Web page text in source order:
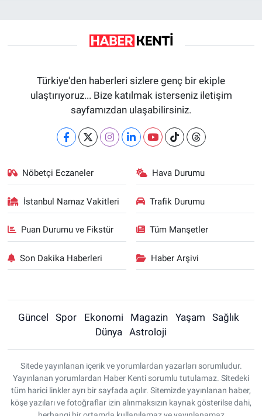
Türkiye'den haberleri sizlere genç bir ekiple
ulaştırıyoruz... Bize katılmak isterseniz iletişim
sayfamızdan ulaşabilirsiniz.
Nöbetçi Eczaneler Hava Durumu
İstanbul Namaz Vakitleri Trafik Durumu
Puan Durumu ve Fikstür Tüm Manşetler
Son Dakika Haberleri Haber Arşivi
Güncel Spor Ekonomi Magazin Yaşam
Sağlık
Dünya
Astroloji
Sitede yayınlanan içerik ve yorumlardan yazarları sorumludur.
Yayınlanan yorumlardan Haber Kenti sorumlu tutulamaz. Sitedeki
tüm harici linkler ayrı bir sayfada açılır. Sitemizde yayınlanan haber,
köşe yazıları ve fotoğraflar izin alınmaksızın kaynak gösterilse dahi,